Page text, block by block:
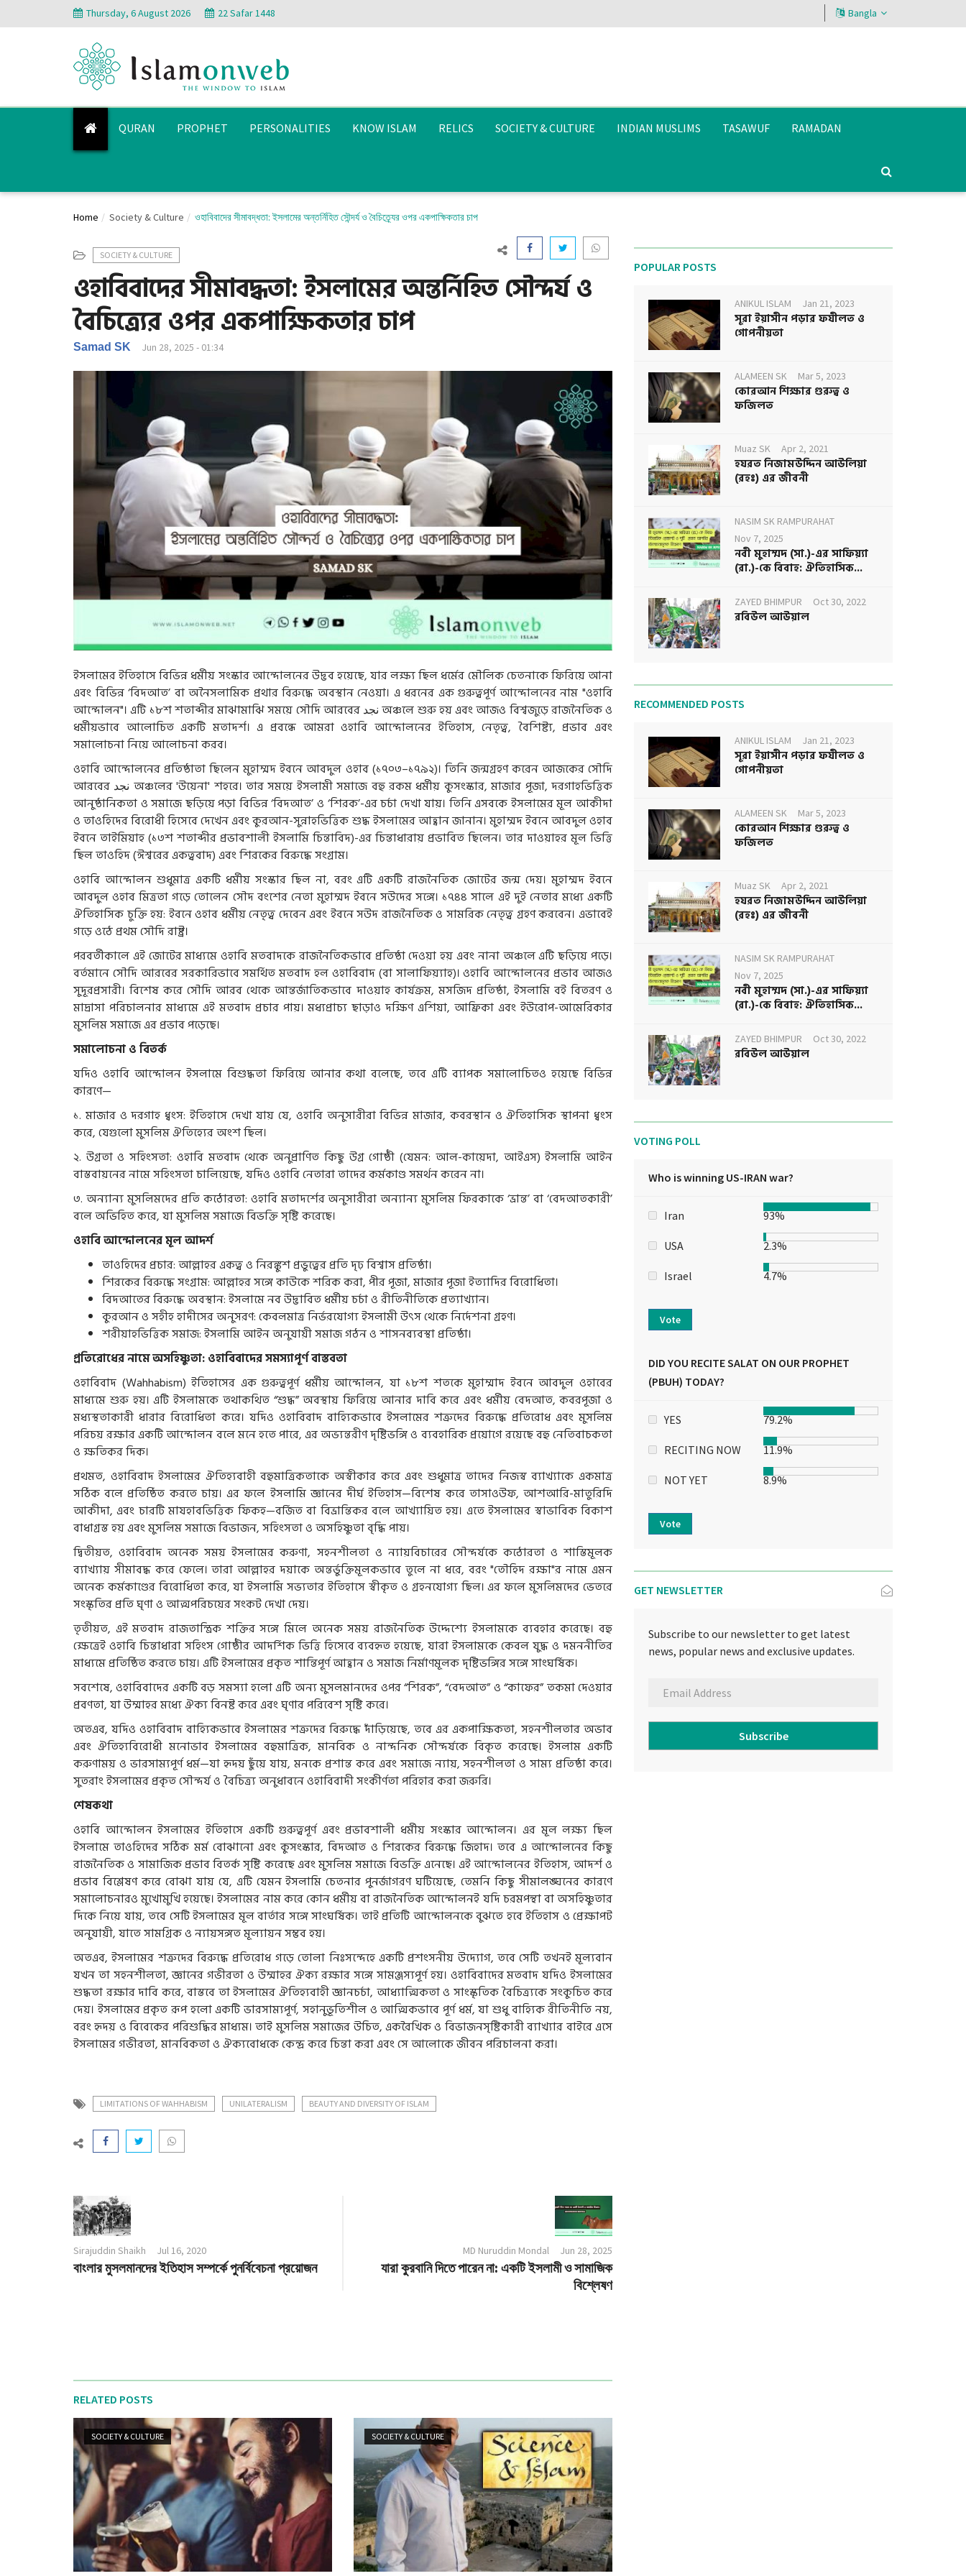
Thursday, 6 August 2026 22 Safar 1448 Bangla
QURAN PROPHET PERSONALITIES KNOW ISLAM RELICS SOCIETY & CULTURE INDIAN MUSLIMS TASAWUF RAMADAN
Home Society & Culture ওহাবিবাদের সীমাবদ্ধতা: ইসলামের অন্তর্নিহিত সৌন্দর্য ও বৈচিত্র্যের ওপর একপাক্ষিকতার চাপ
SOCIETY & CULTURE
ওহাবিবাদের সীমাবদ্ধতা: ইসলামের অন্তর্নিহিত সৌন্দর্য ও
বৈচিত্র্যের ওপর একপাক্ষিকতার চাপ
Samad SK Jun 28, 2025 - 01:34
ইসলামের ইতিহাসে বিভিন্ন ধর্মীয় সংস্কার আন্দোলনের উদ্ভব হয়েছে, যার লক্ষ্য ছিল ধর্মের মৌলিক চেতনাকে ফিরিয়ে আনা
এবং বিভিন্ন ‘বিদআত’ বা অনৈসলামিক প্রথার বিরুদ্ধে অবস্থান নেওয়া। এ ধরনের এক গুরুত্বপূর্ণ আন্দোলনের নাম "ওহাবি
আন্দোলন"। এটি ১৮শ শতাব্দীর মাঝামাঝি সময়ে সৌদি আরবেরنجدঅঞ্চলে শুরু হয় এবং আজও বিশ্বজুড়ে রাজনৈতিক ও
ধর্মীয়ভাবে আলোচিত একটি মতাদর্শ। এ প্রবন্ধে আমরা ওহাবি আন্দোলনের ইতিহাস, নেতৃত্ব, বৈশিষ্ট্য, প্রভাব এবং
সমালোচনা নিয়ে আলোচনা করব।
ওহাবি আন্দোলনের প্রতিষ্ঠাতা ছিলেন মুহাম্মদ ইবনে আবদুল ওহাব (১৭০৩–১৭৯২)। তিনি জন্মগ্রহণ করেন আজকের সৌদি
আরবের نجد অঞ্চলের 'উয়েনা' শহরে। তার সময়ে ইসলামী সমাজে বহু রকম ধর্মীয় কুসংস্কার, মাজার পূজা, দরগাহভিত্তিক
আনুষ্ঠানিকতা ও সমাজে ছড়িয়ে পড়া বিভিন্ন ‘বিদআত’ ও ‘শিরক’-এর চর্চা দেখা যায়। তিনি এসবকে ইসলামের মূল আকীদা
ও তাওহিদের বিরোধী হিসেবে দেখেন এবং কুরআন-সুন্নাহভিত্তিক শুদ্ধ ইসলামের আহ্বান জানান। মুহাম্মদ ইবনে আবদুল ওহাব
ইবনে তাইমিয়াহ (১৩শ শতাব্দীর প্রভাবশালী ইসলামি চিন্তাবিদ)-এর চিন্তাধারায় প্রভাবিত ছিলেন। তার দাওয়াহর মূল ভিত্তি
ছিল তাওহিদ (ঈশ্বরের একত্ববাদ) এবং শিরকের বিরুদ্ধে সংগ্রাম।
ওহাবি আন্দোলন শুধুমাত্র একটি ধর্মীয় সংস্কার ছিল না, বরং এটি একটি রাজনৈতিক জোটের জন্ম দেয়। মুহাম্মদ ইবনে
আবদুল ওহাব মিত্রতা গড়ে তোলেন সৌদ বংশের নেতা মুহাম্মদ ইবনে সউদের সঙ্গে। ১৭৪৪ সালে এই দুই নেতার মধ্যে একটি
ঐতিহাসিক চুক্তি হয়: ইবনে ওহাব ধর্মীয় নেতৃত্ব দেবেন এবং ইবনে সউদ রাজনৈতিক ও সামরিক নেতৃত্ব গ্রহণ করবেন। এভাবেই
গড়ে ওঠে প্রথম সৌদি রাষ্ট্র।
পরবর্তীকালে এই জোটের মাধ্যমে ওহাবি মতবাদকে রাজনৈতিকভাবে প্রতিষ্ঠা দেওয়া হয় এবং নানা অঞ্চলে এটি ছড়িয়ে পড়ে।
বর্তমানে সৌদি আরবের সরকারিভাবে সমর্থিত মতবাদ হল ওহাবিবাদ (বা সালাফিয়্যাহ)। ওহাবি আন্দোলনের প্রভাব আজও
সুদূরপ্রসারী। বিশেষ করে সৌদি আরব থেকে আন্তর্জাতিকভাবে দাওয়াহ কার্যক্রম, মসজিদ প্রতিষ্ঠা, ইসলামি বই বিতরণ ও
মাদ্রাসা পরিচালনার মাধ্যমে এই মতবাদ প্রচার পায়। মধ্যপ্রাচ্য ছাড়াও দক্ষিণ এশিয়া, আফ্রিকা এবং ইউরোপ-আমেরিকার
মুসলিম সমাজে এর প্রভাব পড়েছে।
সমালোচনা ও বিতর্ক
যদিও ওহাবি আন্দোলন ইসলামে বিশুদ্ধতা ফিরিয়ে আনার কথা বলেছে, তবে এটি ব্যাপক সমালোচিতও হয়েছে বিভিন্ন
কারণে—
১. মাজার ও দরগাহ ধ্বংস: ইতিহাসে দেখা যায় যে, ওহাবি অনুসারীরা বিভিন্ন মাজার, কবরস্থান ও ঐতিহাসিক স্থাপনা ধ্বংস
করে, যেগুলো মুসলিম ঐতিহ্যের অংশ ছিল।
২. উগ্রতা ও সহিংসতা: ওহাবি মতবাদ থেকে অনুপ্রাণিত কিছু উগ্র গোষ্ঠী (যেমন: আল-কায়েদা, আইএস) ইসলামি আইন
বাস্তবায়নের নামে সহিংসতা চালিয়েছে, যদিও ওহাবি নেতারা তাদের কর্মকাণ্ড সমর্থন করেন না।
৩. অন্যান্য মুসলিমদের প্রতি কঠোরতা: ওহাবি মতাদর্শের অনুসারীরা অন্যান্য মুসলিম ফিরকাকে ‘ভ্রান্ত’ বা ‘বেদআতকারী’
বলে অভিহিত করে, যা মুসলিম সমাজে বিভক্তি সৃষ্টি করেছে।
ওহাবি আন্দোলনের মূল আদর্শ
তাওহিদের প্রচার: আল্লাহর একত্ব ও নিরঙ্কুশ প্রভুত্বের প্রতি দৃঢ় বিশ্বাস প্রতিষ্ঠা।
শিরকের বিরুদ্ধে সংগ্রাম: আল্লাহর সঙ্গে কাউকে শরিক করা, পীর পূজা, মাজার পূজা ইত্যাদির বিরোধিতা।
বিদআতের বিরুদ্ধে অবস্থান: ইসলামে নব উদ্ভাবিত ধর্মীয় চর্চা ও রীতিনীতিকে প্রত্যাখ্যান।
কুরআন ও সহীহ হাদীসের অনুসরণ: কেবলমাত্র নির্ভরযোগ্য ইসলামী উৎস থেকে নির্দেশনা গ্রহণ।
শরীয়াহভিত্তিক সমাজ: ইসলামি আইন অনুযায়ী সমাজ গঠন ও শাসনব্যবস্থা প্রতিষ্ঠা।
প্রতিরোধের নামে অসহিষ্ণুতা: ওহাবিবাদের সমস্যাপূর্ণ বাস্তবতা
ওহাবিবাদ (Wahhabism) ইতিহাসের এক গুরুত্বপূর্ণ ধর্মীয় আন্দোলন, যা ১৮শ শতকে মুহাম্মাদ ইবনে আবদুল ওহাবের
মাধ্যমে শুরু হয়। এটি ইসলামকে তথাকথিত “শুদ্ধ” অবস্থায় ফিরিয়ে আনার দাবি করে এবং ধর্মীয় বেদআত, কবরপূজা ও
মধ্যস্থতাকারী ধারার বিরোধিতা করে। যদিও ওহাবিবাদ বাহ্যিকভাবে ইসলামের শত্রুদের বিরুদ্ধে প্রতিরোধ এবং মুসলিম
পরিচয় রক্ষার একটি আন্দোলন বলে মনে হতে পারে, এর অভ্যন্তরীণ দৃষ্টিভঙ্গি ও ব্যবহারিক প্রয়োগে রয়েছে বহু নেতিবাচকতা
ও ক্ষতিকর দিক।
প্রথমত, ওহাবিবাদ ইসলামের ঐতিহ্যবাহী বহুমাত্রিকতাকে অস্বীকার করে এবং শুধুমাত্র তাদের নিজস্ব ব্যাখ্যাকে একমাত্র
সঠিক বলে প্রতিষ্ঠিত করতে চায়। এর ফলে ইসলামি জ্ঞানের দীর্ঘ ইতিহাস—বিশেষ করে তাসাওউফ, আশআরি-মাতুরিদি
আকীদা, এবং চারটি মাযহাবভিত্তিক ফিকহ—বর্জিত বা বিভ্রান্তিকর বলে আখ্যায়িত হয়। এতে ইসলামের স্বাভাবিক বিকাশ
বাধাগ্রস্ত হয় এবং মুসলিম সমাজে বিভাজন, সহিংসতা ও অসহিষ্ণুতা বৃদ্ধি পায়।
দ্বিতীয়ত, ওহাবিবাদ অনেক সময় ইসলামের করুণা, সহনশীলতা ও ন্যায়বিচারের সৌন্দর্যকে কঠোরতা ও শাস্তিমূলক
ব্যাখ্যায় সীমাবদ্ধ করে ফেলে। তারা আল্লাহর দয়াকে অন্তর্ভুক্তিমূলকভাবে তুলে না ধরে, বরং "তৌহিদ রক্ষা"র নামে এমন
অনেক কর্মকাণ্ডের বিরোধিতা করে, যা ইসলামি সভ্যতার ইতিহাসে স্বীকৃত ও গ্রহনযোগ্য ছিল। এর ফলে মুসলিমদের ভেতরে
সংস্কৃতির প্রতি ঘৃণা ও আত্মপরিচয়ের সংকট দেখা দেয়।
তৃতীয়ত, এই মতবাদ রাজতান্ত্রিক শক্তির সঙ্গে মিলে অনেক সময় রাজনৈতিক উদ্দেশ্যে ইসলামকে ব্যবহার করেছে। বহু
ক্ষেত্রেই ওহাবি চিন্তাধারা সহিংস গোষ্ঠীর আদর্শিক ভিত্তি হিসেবে ব্যবহৃত হয়েছে, যারা ইসলামকে কেবল যুদ্ধ ও দমননীতির
মাধ্যমে প্রতিষ্ঠিত করতে চায়। এটি ইসলামের প্রকৃত শান্তিপূর্ণ আহ্বান ও সমাজ নির্মাণমূলক দৃষ্টিভঙ্গির সঙ্গে সাংঘর্ষিক।
সবশেষে, ওহাবিবাদের একটি বড় সমস্যা হলো এটি অন্য মুসলমানদের ওপর “শিরক”, “বেদআত” ও “কাফের” তকমা দেওয়ার
প্রবণতা, যা উম্মাহর মধ্যে ঐক্য বিনষ্ট করে এবং ঘৃণার পরিবেশ সৃষ্টি করে।
অতএব, যদিও ওহাবিবাদ বাহ্যিকভাবে ইসলামের শত্রুদের বিরুদ্ধে দাঁড়িয়েছে, তবে এর একপাক্ষিকতা, সহনশীলতার অভাব
এবং ঐতিহ্যবিরোধী মনোভাব ইসলামের বহুমাত্রিক, মানবিক ও নান্দনিক সৌন্দর্যকে বিকৃত করেছে। ইসলাম একটি
করুণাময় ও ভারসাম্যপূর্ণ ধর্ম—যা হৃদয় ছুঁয়ে যায়, মনকে প্রশান্ত করে এবং সমাজে ন্যায়, সহনশীলতা ও সাম্য প্রতিষ্ঠা করে।
সুতরাং ইসলামের প্রকৃত সৌন্দর্য ও বৈচিত্র্য অনুধাবনে ওহাবিবাদী সংকীর্ণতা পরিহার করা জরুরি।
শেষকথা
ওহাবি আন্দোলন ইসলামের ইতিহাসে একটি গুরুত্বপূর্ণ এবং প্রভাবশালী ধর্মীয় সংস্কার আন্দোলন। এর মূল লক্ষ্য ছিল
ইসলামে তাওহিদের সঠিক মর্ম বোঝানো এবং কুসংস্কার, বিদআত ও শিরকের বিরুদ্ধে জিহাদ। তবে এ আন্দোলনের কিছু
রাজনৈতিক ও সামাজিক প্রভাব বিতর্ক সৃষ্টি করেছে এবং মুসলিম সমাজে বিভক্তি এনেছে। এই আন্দোলনের ইতিহাস, আদর্শ ও
প্রভাব বিশ্লেষণ করে বোঝা যায় যে, এটি যেমন ইসলামি চেতনার পুনর্জাগরণ ঘটিয়েছে, তেমনি কিছু সীমালঙ্ঘনের কারণে
সমালোচনারও মুখোমুখি হয়েছে। ইসলামের নাম করে কোন ধর্মীয় বা রাজনৈতিক আন্দোলনই যদি চরমপন্থা বা অসহিষ্ণুতার
দিকে নিয়ে যায়, তবে সেটি ইসলামের মূল বার্তার সঙ্গে সাংঘর্ষিক। তাই প্রতিটি আন্দোলনকে বুঝতে হবে ইতিহাস ও প্রেক্ষাপট
অনুযায়ী, যাতে সামগ্রিক ও ন্যায়সঙ্গত মূল্যায়ন সম্ভব হয়।
অতএব, ইসলামের শত্রুদের বিরুদ্ধে প্রতিরোধ গড়ে তোলা নিঃসন্দেহে একটি প্রশংসনীয় উদ্যোগ, তবে সেটি তখনই মূল্যবান
যখন তা সহনশীলতা, জ্ঞানের গভীরতা ও উম্মাহর ঐক্য রক্ষার সঙ্গে সামঞ্জস্যপূর্ণ হয়। ওহাবিবাদের মতবাদ যদিও ইসলামের
শুদ্ধতা রক্ষার দাবি করে, বাস্তবে তা ইসলামের ঐতিহ্যবাহী জ্ঞানচর্চা, আধ্যাত্মিকতা ও সাংস্কৃতিক বৈচিত্র্যকে সংকুচিত করে
দেয়। ইসলামের প্রকৃত রূপ হলো একটি ভারসাম্যপূর্ণ, সহানুভূতিশীল ও আত্মিকভাবে পূর্ণ ধর্ম, যা শুধু বাহ্যিক রীতিনীতি নয়,
বরং হৃদয় ও বিবেকের পরিশুদ্ধির মাধ্যম। তাই মুসলিম সমাজের উচিত, একরৈখিক ও বিভাজনসৃষ্টিকারী ব্যাখ্যার বাইরে এসে
ইসলামের গভীরতা, মানবিকতা ও ঐক্যবোধকে কেন্দ্র করে চিন্তা করা এবং সে আলোকে জীবন পরিচালনা করা।
LIMITATIONS OF WAHHABISM UNILATERALISM BEAUTY AND DIVERSITY OF ISLAM
Sirajuddin Shaikh Jul 16, 2020
বাংলার মুসলমানদের ইতিহাস সম্পর্কে পুনর্বিবেচনা প্রয়োজন
MD Nuruddin Mondal Jun 28, 2025
যারা কুরবানি দিতে পারেন না: একটি ইসলামী ও সামাজিক
বিশ্লেষণ
RELATED POSTS
SOCIETY & CULTURE SOCIETY & CULTURE
POPULAR POSTS
ANIKUL ISLAM Jan 21, 2023
সূরা ইয়াসীন পড়ার ফযীলত ও
গোপনীয়তা
ALAMEEN SK Mar 5, 2023
কোরআন শিক্ষার গুরুত্ব ও
ফজিলত
Muaz SK Apr 2, 2021
হযরত নিজামউদ্দিন আউলিয়া
(রহঃ) এর জীবনী
NASIM SK RAMPURAHAT
Nov 7, 2025
নবী মুহাম্মদ (সা.)-এর সাফিয়্যা
(রা.)-কে বিবাহ: ঐতিহাসিক...
ZAYED BHIMPUR Oct 30, 2022
রবিউল আউয়াল
RECOMMENDED POSTS
ANIKUL ISLAM Jan 21, 2023
সূরা ইয়াসীন পড়ার ফযীলত ও
গোপনীয়তা
ALAMEEN SK Mar 5, 2023
কোরআন শিক্ষার গুরুত্ব ও
ফজিলত
Muaz SK Apr 2, 2021
হযরত নিজামউদ্দিন আউলিয়া
(রহঃ) এর জীবনী
NASIM SK RAMPURAHAT
Nov 7, 2025
নবী মুহাম্মদ (সা.)-এর সাফিয়্যা
(রা.)-কে বিবাহ: ঐতিহাসিক...
ZAYED BHIMPUR Oct 30, 2022
রবিউল আউয়াল
VOTING POLL
Who is winning US-IRAN war?
Iran 93%
USA 2.3%
Israel 4.7%
Vote
DID YOU RECITE SALAT ON OUR PROPHET
(PBUH) TODAY?
YES 79.2%
RECITING NOW 11.9%
NOT YET 8.9%
Vote
GET NEWSLETTER
Subscribe to our newsletter to get latest
news, popular news and exclusive updates.
Subscribe